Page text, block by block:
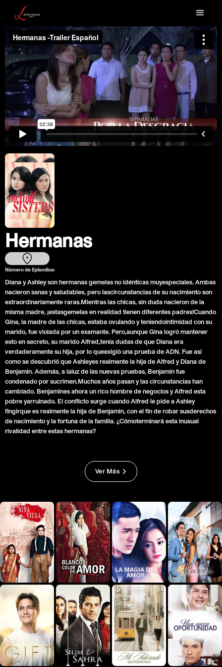
Hermanas
Número de Episodios:
Diana y Ashley son hermanas gemelas no idénticas muyespeciales. Ambas
nacieron sanas y saludables, pero lascircunstancias de su nacimiento son
extraordinariamente raras.Mientras las chicas, sin duda nacieron de la
misma madre, ¡estasgemelas en realidad tienen diferentes padres!Cuando
Gina, la madre de las chicas, estaba ovulando y teniendointimidad con su
marido, fue violada por un examante. Pero,aunque Gina logró mantener
esto en secreto, su marido Alfred,tenía dudas de que Diana era
verdaderamente su hija, por lo queexigió una prueba de ADN. Fue así
como se descubrió que Ashleyes realmente la hija de Alfred y Diana de
Benjamin. Además, a laluz de las nuevas pruebas, Benjamin fue
condenado por sucrimen.Muchos años pasan y las circunstancias han
cambiado. Benjamines ahora un rico hombre de negocios y Alfred esta
pobre yarruinado. El conflicto surge cuando Alfred le pide a Ashley
fingirque es realmente la hija de Benjamin, con el fin de robar susderechos
de nacimiento y la fortuna de la familia. ¿Cómoterminará esta inusual
rivalidad entre estas hermanas?
Ver Más